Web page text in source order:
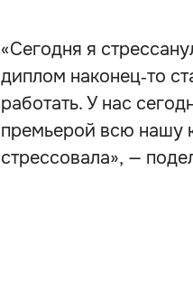
«Сегодня я
диплом наконец‑то
работать. У нас
премьерой всю нашу
стрессовала», —